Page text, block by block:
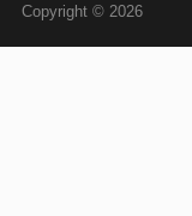
Copyright © 2026